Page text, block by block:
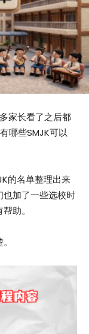
家长看了之后都
哪些SMJK可以
的名单整理出来
也加了一些选校时
助。